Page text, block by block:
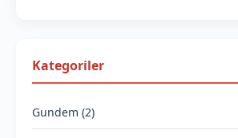
Kategoriler
Gundem (2)